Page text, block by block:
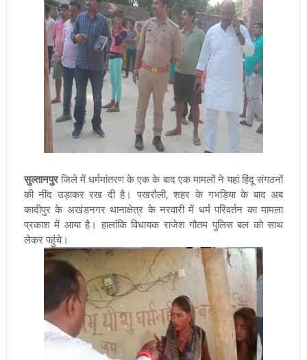
सुल्तानपुरजिले में धर्ममांतरण के एक के बाद एक मामलों ने यहां हिंदू संगठनों
की नींद उड़ाकर रख दी है। पखरौली, शहर के गभड़िया के बाद अब
कादीपुर के अखंडनगर थानाक्षेत्र के नरवारी में धर्म परिवर्तन का मामला
प्रकाश में आया है। हालांकि विधायक राजेश गौतम पुलिस बल को साथ
लेकर पहुंचे।